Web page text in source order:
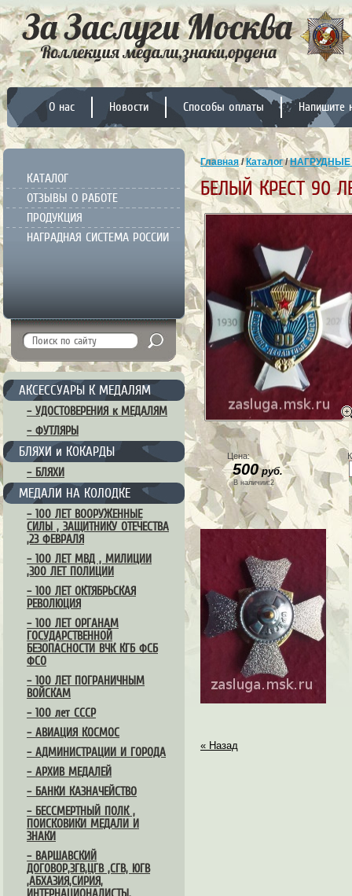
О нас Новости Способы оплаты Напишите
КАТАЛОГ
ОТЗЫВЫ О РАБОТЕ
ПРОДУКЦИЯ
НАГРАДНАЯ СИСТЕМА РОССИИ
АКСЕССУАРЫ К МЕДАЛЯМ
– УДОСТОВЕРЕНИЯ к МЕДАЛЯМ
– ФУТЛЯРЫ
БЛЯХИ и КОКАРДЫ
– БЛЯХИ
МЕДАЛИ НА КОЛОДКЕ
– 100 ЛЕТ ВООРУЖЕННЫЕ
СИЛЫ , ЗАЩИТНИКУ ОТЕЧЕСТВА
,23 ФЕВРАЛЯ
– 100 ЛЕТ МВД , МИЛИЦИИ
,300 ЛЕТ ПОЛИЦИИ
– 100 ЛЕТ ОКТЯБРЬСКАЯ
РЕВОЛЮЦИЯ
– 100 ЛЕТ ОРГАНАМ
ГОСУДАРСТВЕННОЙ
БЕЗОПАСНОСТИ ВЧК КГБ ФСБ
ФСО
– 100 ЛЕТ ПОГРАНИЧНЫМ
ВОЙСКАМ
– 100 лет СССР
– АВИАЦИЯ КОСМОС
– АДМИНИСТРАЦИИ И ГОРОДА
– АРХИВ МЕДАЛЕЙ
– БАНКИ КАЗНАЧЕЙСТВО
– БЕССМЕРТНЫЙ ПОЛК ,
ПОИСКОВИКИ МЕДАЛИ И
ЗНАКИ
– ВАРШАВСКИЙ
ДОГОВОР,ЗГВ,ЦГВ ,СГВ, ЮГВ
,АБХАЗИЯ,СИРИЯ,
Главная/Каталог/НАГРУДНЫЕ
БЕЛЫЙ КРЕСТ 90
Цена:
500руб.
В наличии:2
« Назад